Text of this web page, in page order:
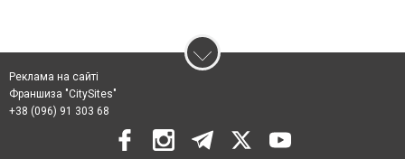
Реклама на сайті
Франшиза "CitySites"
+38 (096) 91 303 68